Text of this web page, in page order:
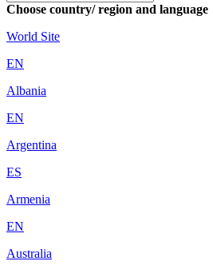
Choose country/ region and language
World Site
EN
Albania
EN
Argentina
ES
Armenia
EN
Australia